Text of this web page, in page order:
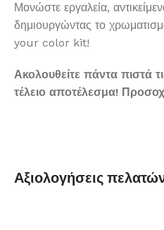
Μονώστε εργαλεία,
δημιουργώντας το
your color kit!
Ακολουθείτε πάντα πιστά
τέλειο αποτέλεσμα!
Αξιολογήσεις